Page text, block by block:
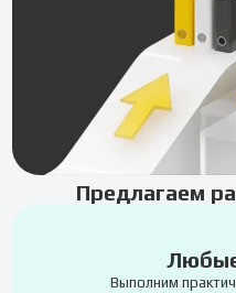
Предлагаем
Выполним